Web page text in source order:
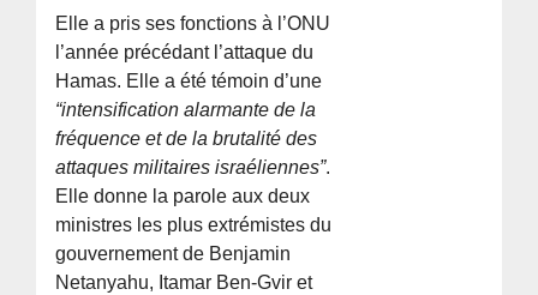
Elle a pris ses fonctions à l’ONU
l’année précédant l’attaque du
Hamas. Elle a été témoin d’une
“intensification alarmante de la
fréquence et de la brutalité des
attaques militaires israéliennes”.
Elle donne la parole aux deux
ministres les plus extrémistes du
gouvernement de Benjamin
Netanyahu, Itamar Ben-Gvir et